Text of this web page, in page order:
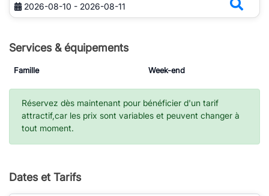
2026-08-10 - 2026-08-11
Services & équipements
Famille Week-end
Réservez dès maintenant pour bénéficier d'un tarif
attractif,car les prix sont variables et peuvent changer à
tout moment.
Dates et Tarifs